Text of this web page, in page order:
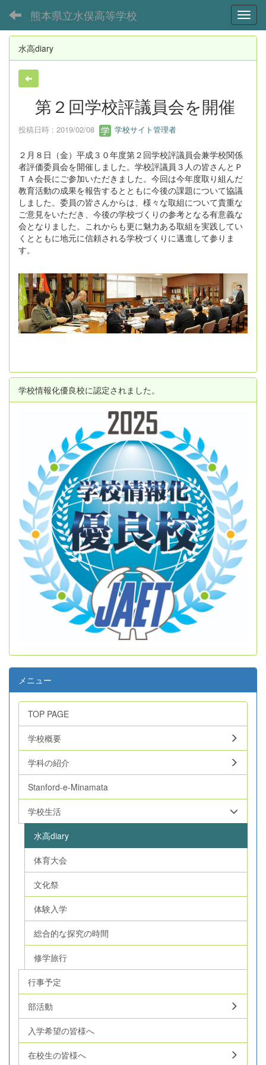
熊本県立水俣高等学校
水高diary
第２回学校評議員会を開催
投稿日時 : 2019/02/08 学校サイト管理者
２月８日（金）平成３０年度第２回学校評議員会兼学校関係
者評価委員会を開催しました。学校評議員３人の皆さんとＰ
ＴＡ会長にご参加いただきました。今回は今年度取り組んだ
教育活動の成果を報告するとともに今後の課題について協議
しました。委員の皆さんからは、様々な取組について貴重な
ご意見をいただき、今後の学校づくりの参考となる有意義な
会となりました。これからも更に魅力ある取組を実践してい
くとともに地元に信頼される学校づくりに邁進して参りま
す。
学校情報化優良校に認定されました。
メニュー
TOP PAGE
学校概要
学科の紹介
Stanford-e-Minamata
学校生活
水高diary
体育大会
文化祭
体験入学
総合的な探究の時間
修学旅行
行事予定
部活動
入学希望の皆様へ
在校生の皆様へ